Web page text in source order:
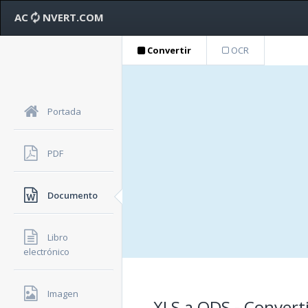
AC NVERT.COM
Portada
PDF
Documento
Libro
electrónico
Imagen
Convertir OCR